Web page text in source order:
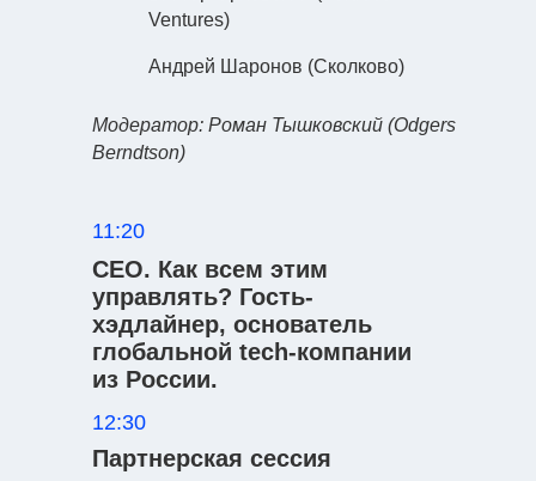
Ventures)
Андрей Шаронов (Сколково)
11:20
СЕО. Как всем этим
управлять? Гость-
хэдлайнер, основатель
глобальной tech-компании
из России.
Модератор: Роман Тышковский (Odgers
Berndtson)
12:30
Партнерская сессия